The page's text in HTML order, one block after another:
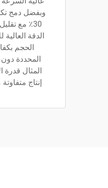
وبفضل دمج
الدقة
الحجم
المحددة
المثال قدرة
إنتاج